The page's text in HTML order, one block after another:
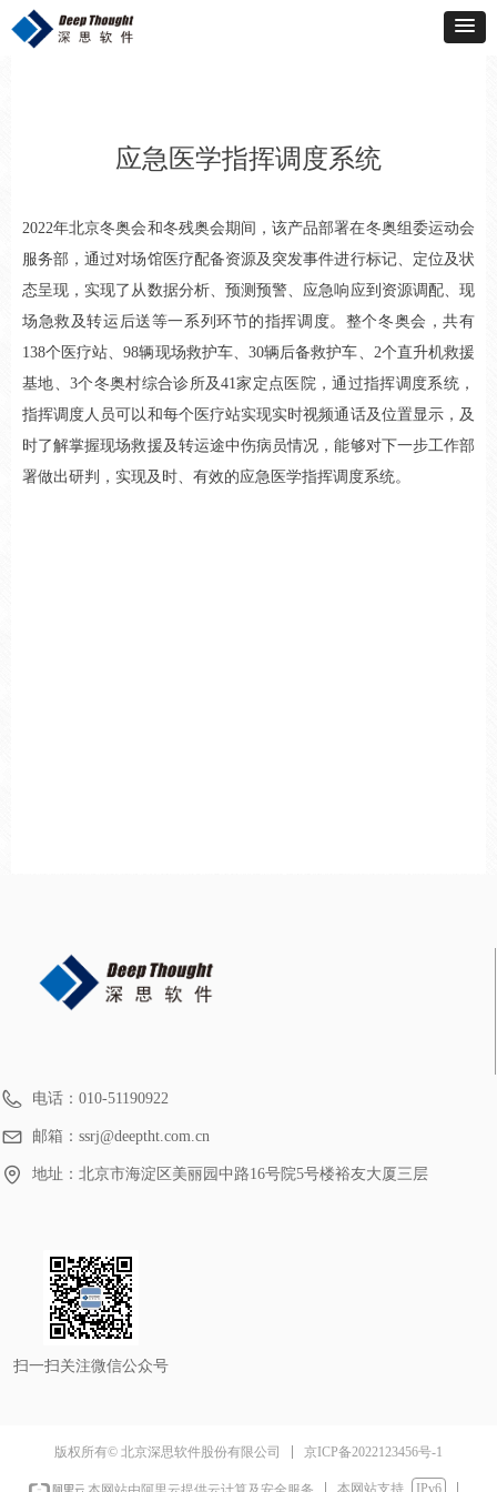
应急医学指挥调度系统
2022年北京冬奥会和冬残奥会期间，该产品部署在冬奥组委运动会
服务部，通过对场馆医疗配备资源及突发事件进行标记、定位及状
态呈现，实现了从数据分析、预测预警、应急响应到资源调配、现
场急救及转运后送等一系列环节的指挥调度。整个冬奥会，共有
138个医疗站、98辆现场救护车、30辆后备救护车、2个直升机救援
基地、3个冬奥村综合诊所及41家定点医院，通过指挥调度系统，
指挥调度人员可以和每个医疗站实现实时视频通话及位置显示，及
时了解掌握现场救援及转运途中伤病员情况，能够对下一步工作部
署做出研判，实现及时、有效的应急医学指挥调度系统。
电话： 010-51190922
邮箱： ssrj@deeptht.com.cn
地址： 北京市海淀区美丽园中路16号院5号楼裕友大厦三层
扫一扫关注微信公众号
版权所有© 北京深思软件股份有限公司 京ICP备2022123456号-1
本网站支持 IPv6